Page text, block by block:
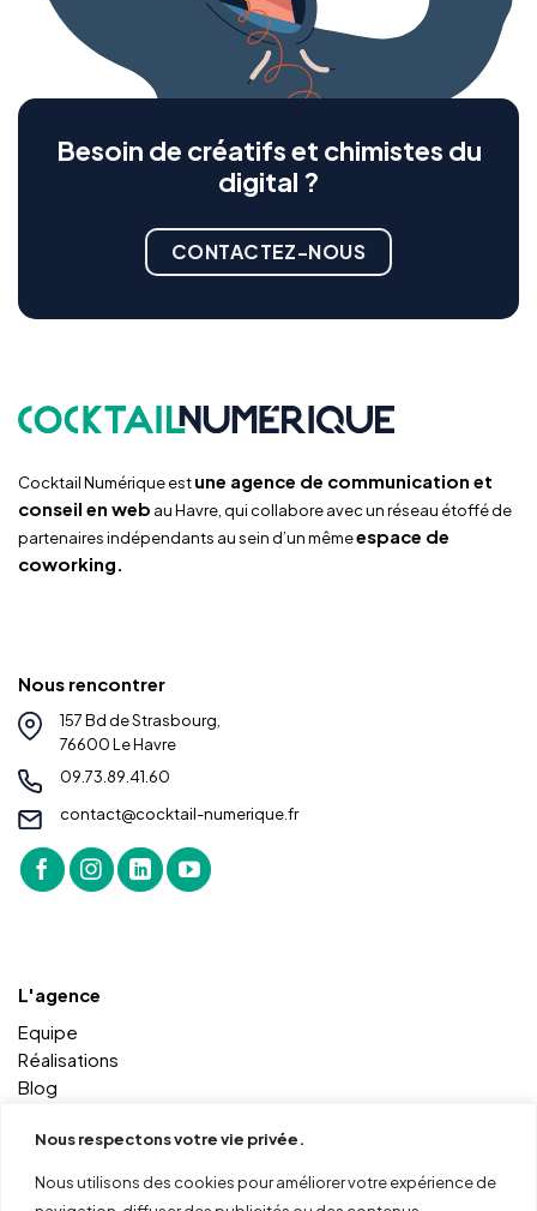
Nous respectons votre vie privée.
Nous utilisons des cookies pour améliorer votre expérience de
Besoin de créatifs et chimistes du
digital ?
CONTACTEZ-NOUS
Cocktail Numérique estune agence de communication et
conseil en web au Havre, qui collabore avec un réseau étoffé de
partenaires indépendants au sein d’un mêmeespace de
coworking.
Nous rencontrer
157 Bd de Strasbourg,
76600 Le Havre
09.73.89.41.60
contact@cocktail-numerique.fr
L'agence
Equipe
Réalisations
Blog